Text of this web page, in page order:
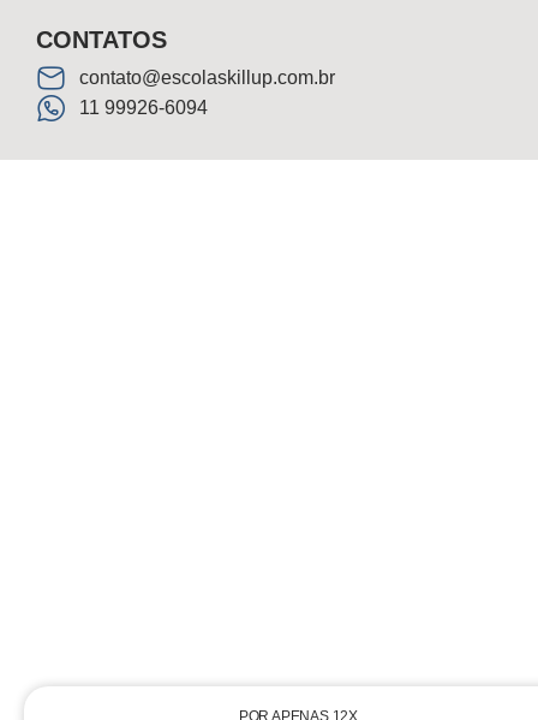
POR APENAS 12X
CONTATOS
contato@escolaskillup.com.br
11 99926-6094